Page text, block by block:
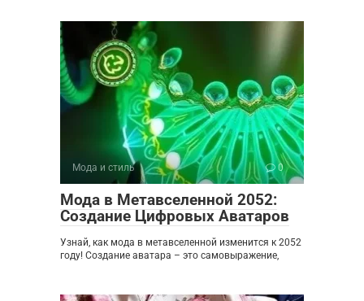
Мода и стиль 0
Мода в Метавселенной 2052:
Создание Цифровых Аватаров
Узнай, как мода в метавселенной изменится к 2052
году! Создание аватара – это самовыражение,